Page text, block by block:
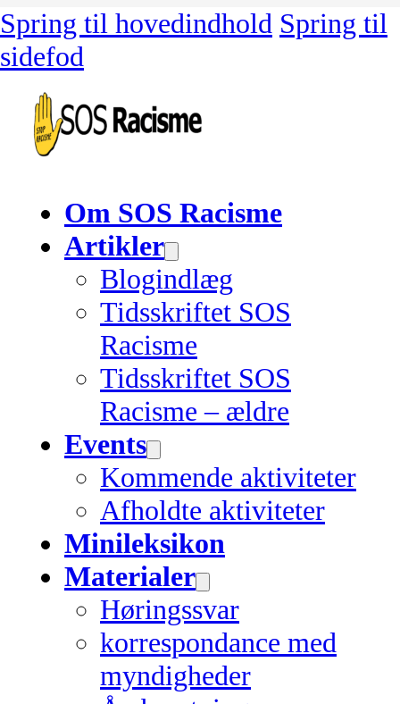
Spring til hovedindhold Spring til
sidefod
Om SOS Racisme
Artikler
Blogindlæg
Tidsskriftet SOS
Racisme
Tidsskriftet SOS
Racisme – ældre
Events
Kommende aktiviteter
Afholdte aktiviteter
Minileksikon
Materialer
Høringssvar
korrespondance med
myndigheder